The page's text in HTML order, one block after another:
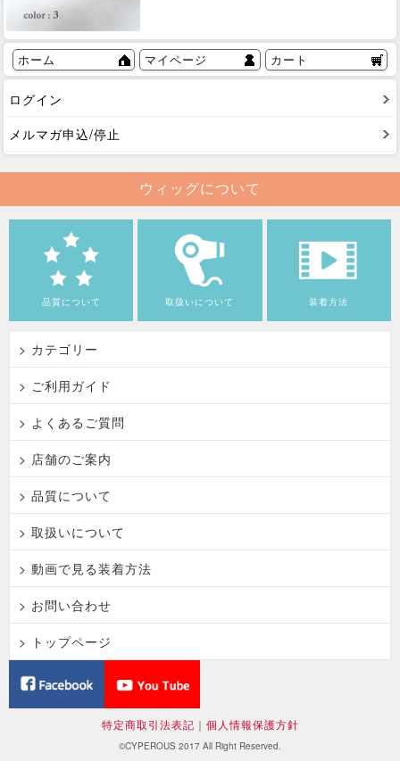
ホーム マイページ カート
ログイン
メルマガ申込/停止
ウィッグについて
品質について 取扱いについて 装着方法
> カテゴリー
> ご利用ガイド
> よくあるご質問
> 店舗のご案内
> 品質について
> 取扱いについて
> 動画で見る装着方法
> お問い合わせ
> トップページ
特定商取引法表記 ｜ 個人情報保護方針
©CYPEROUS 2017 All Right Reserved.